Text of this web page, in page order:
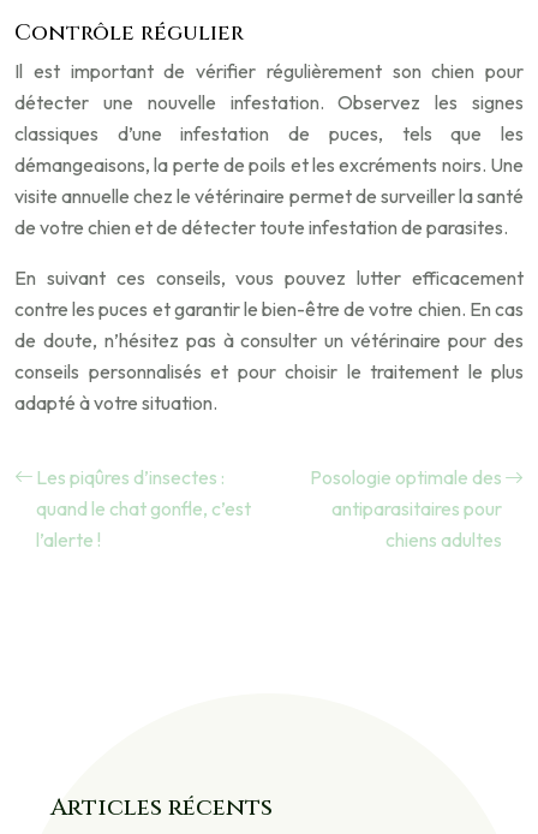
Contrôle régulier
Il est important de vérifier régulièrement son chien pour
détecter une nouvelle infestation. Observez les signes
classiques d’une infestation de puces, tels que les
démangeaisons, la perte de poils et les excréments noirs. Une
visite annuelle chez le vétérinaire permet de surveiller la santé
de votre chien et de détecter toute infestation de parasites.
En suivant ces conseils, vous pouvez lutter efficacement
contre les puces et garantir le bien-être de votre chien. En cas
de doute, n’hésitez pas à consulter un vétérinaire pour des
conseils personnalisés et pour choisir le traitement le plus
adapté à votre situation.
Les piqûres d’insectes :
quand le chat gonfle, c’est
l’alerte !
Posologie optimale des
antiparasitaires pour
chiens adultes
Articles récents